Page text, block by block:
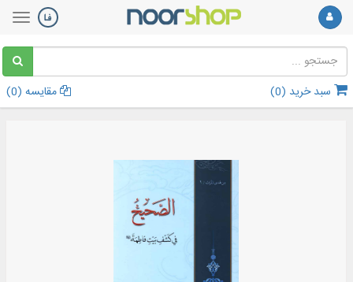
سبد خرید (0
) مقایسه (0
)